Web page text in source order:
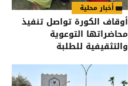
أخبار محلية
أوقاف الكورة تواصل تنفيذ
محاضراتها التوعوية
والتثقيفية للطلبة